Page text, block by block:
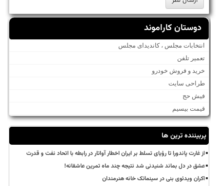
دوستان کاراموند
انتخابات مجلس ، کاندیدای مجلس
تعمیر تلفن
خرید و فروش خودرو
طراحی سایت
فیش حج
قیمت بیسیم
پربیننده ترین ها
از غارت پاندورا تا رؤیای تسلط بر ایران اخطار آواتار در رابطه با اتحاد نفت و قدرت
عشق در دل بماند شنیدنی شد نتیجه چند ماه تمرین عاشقانه!
اکران ویدئوی بنی در سینماتک خانه هنرمندان